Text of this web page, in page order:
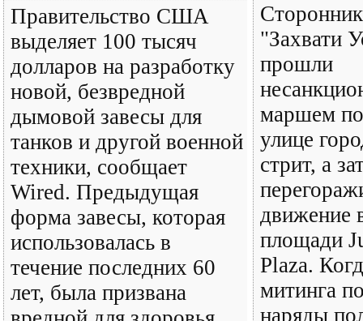
Правительство США
выделяет 100 тысяч
долларов на разработку
новой, безвредной
дымовой завесы для
танков и другой военной
техники, сообщает
Wired. Предыдущая
форма завесы, которая
использовалась в
течение последних 60
лет, была призвана
"Захвати
прошли
маршем по
улице
стрит, а
движение
площади
Plaza.
митинга
наряды